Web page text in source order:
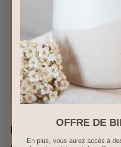
Un design
OFFRE DE
En plus, vous aurez accès à